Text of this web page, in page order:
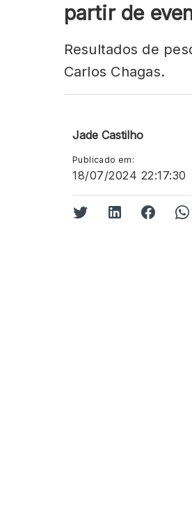
partir de
Resultados de
Carlos Chagas.
Jade Castilho
Publicado em:
18/07/2024 22:17:30